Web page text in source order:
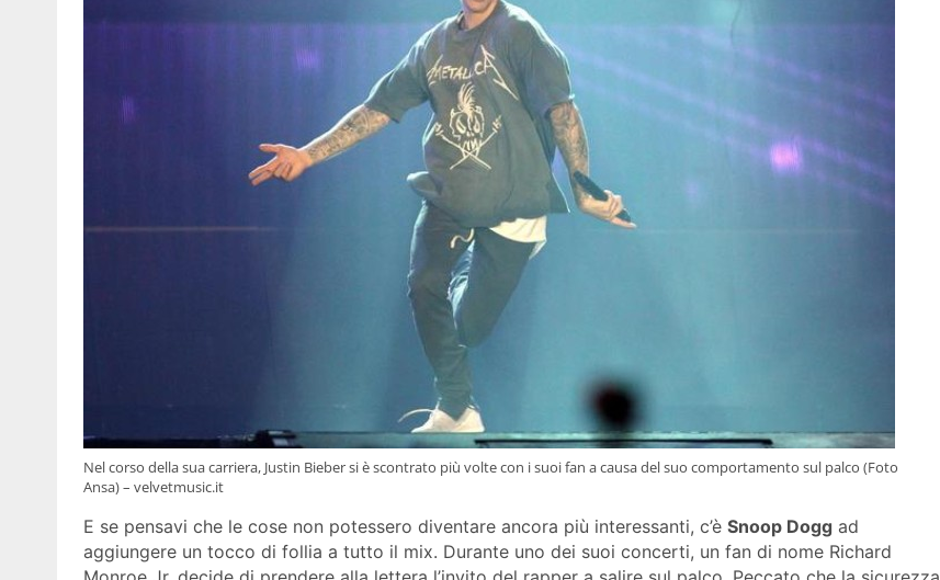
Nel corso della sua carriera, Justin Bieber si è scontrato più volte con i suoi fan a causa del suo comportamento sul palco (Foto
Ansa) – velvetmusic.it
E se pensavi che le cose non potessero diventare ancora più interessanti, c’è Snoop Dogg ad
aggiungere un tocco di follia a tutto il mix. Durante uno dei suoi concerti, un fan di nome Richard